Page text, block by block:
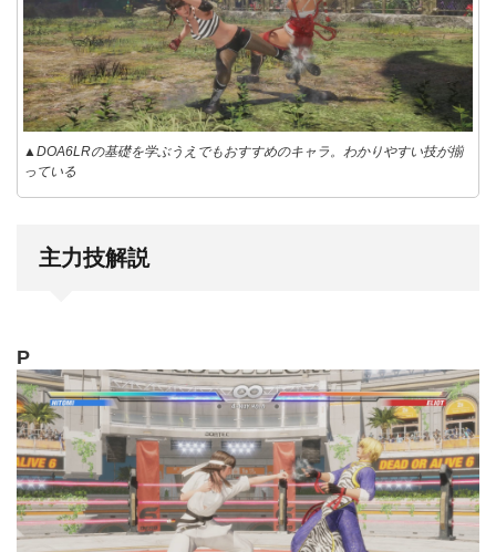
▲DOA6LRの基礎を学ぶうえでもおすすめのキャラ。わかりやすい技が揃
っている
主力技解説
P